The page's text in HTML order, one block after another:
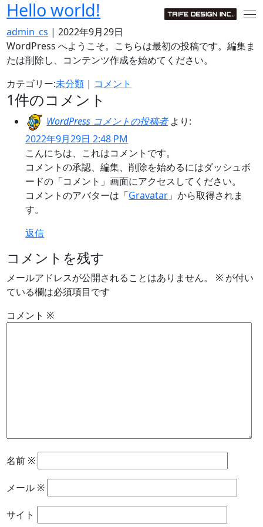
Skip
to
the
content
Hello world!
admin_cs |2022年9月29日
WordPress へようこそ。こちらは最初の投稿です。編集ま
たは削除し、コンテンツ作成を始めてください。
カテゴリー:未分類 | コメント
1件のコメント
WordPress コメントの投稿者 より:
2022年9月29日 2:48 PM
こんにちは、これはコメントです。
コメントの承認、編集、削除を始めるにはダッシュボ
ードの「コメント」画面にアクセスしてください。
コメントのアバターは「Gravatar 」から取得されま
す。
返信
コメントを残す
メールアドレスが公開されることはありません。 ※ が付い
ている欄は必須項目です
コメント ※
名前 ※
メール ※
サイト